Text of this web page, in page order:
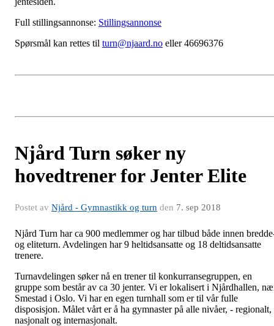
Full stillingsannonse: Stillingsannonse
Spørsmål kan rettes til turn@njaard.no eller 46696376
Njård Turn søker ny
hovedtrener for Jenter Elite
Postet av Njård - Gymnastikk og turn den 7. sep 2018
Njård Turn har ca 900 medlemmer og har tilbud både innen
og eliteturn. Avdelingen har 9 heltidsansatte og 18 deltidsansatte
trenere.
Turnavdelingen søker nå en trener til konkurransegruppen, en
gruppe som består av ca 30 jenter. Vi er lokalisert i Njårdhallen,
Smestad i Oslo. Vi har en egen turnhall som er til vår fulle
disposisjon. Målet vårt er å ha gymnaster på alle nivåer, - regionalt,
nasjonalt og internasjonalt.